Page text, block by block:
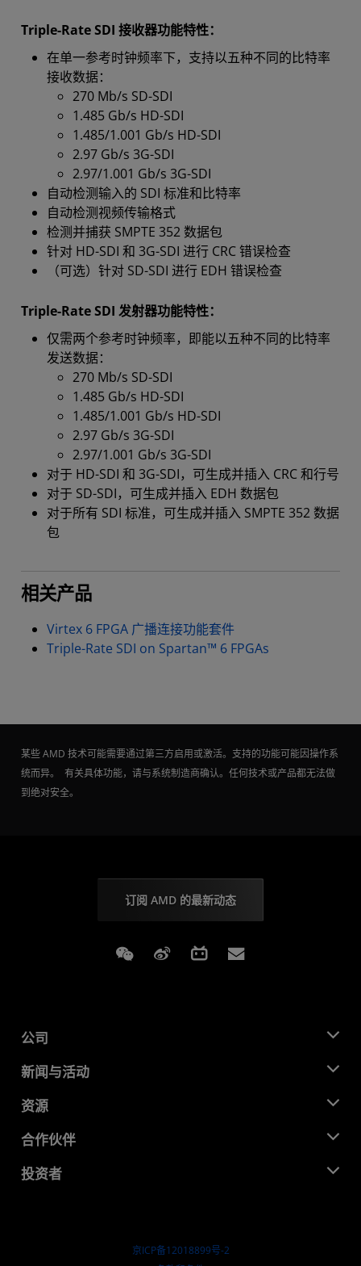
Triple-Rate SDI 接收器功能特性：
在单一参考时钟频率下，支持以五种不同的比特率
接收数据：
270 Mb/s SD-SDI
1.485 Gb/s HD-SDI
1.485/1.001 Gb/s HD-SDI
2.97 Gb/s 3G-SDI
2.97/1.001 Gb/s 3G-SDI
自动检测输入的 SDI 标准和比特率
自动检测视频传输格式
检测并捕获 SMPTE 352 数据包
针对 HD-SDI 和 3G-SDI 进行 CRC 错误检查
（可选）针对 SD-SDI 进行 EDH 错误检查
Triple-Rate SDI 发射器功能特性：
仅需两个参考时钟频率，即能以五种不同的比特率
发送数据：
270 Mb/s SD-SDI
1.485 Gb/s HD-SDI
1.485/1.001 Gb/s HD-SDI
2.97 Gb/s 3G-SDI
2.97/1.001 Gb/s 3G-SDI
对于 HD-SDI 和 3G-SDI，可生成并插入 CRC 和行号
对于 SD-SDI，可生成并插入 EDH 数据包
对于所有 SDI 标准，可生成并插入 SMPTE 352 数据
包
相关产品
Virtex 6 FPGA 广播连接功能套件
Triple-Rate SDI on Spartan™ 6 FPGAs
某些 AMD 技术可能需要通过第三方启用或激活。支持的功能可能因操作系
统而异。 有关具体功能，请与系统制造商确认。任何技术或产品都无法做
到绝对安全。
订阅 AMD 的最新动态
Weixin Weibo Bilibili
公司
关于 AMD
企业责任
就业机会
联系我们
新闻与活动
新闻中心
媒体库
资源
开发中心
成功案例
合作伙伴
AMD 合作伙伴中心
投资者
京ICP备12018899号-2